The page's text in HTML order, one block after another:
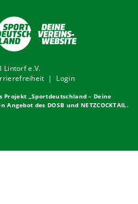
Lintorf e.V.
| Login
Projekt „Sportdeutschland – Deine
Angebot des DOSB und NETZCOCKTAIL.